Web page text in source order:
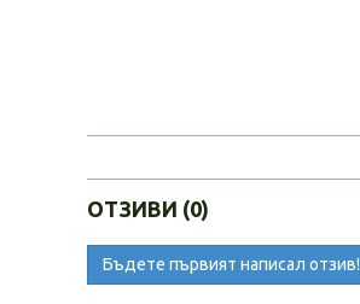
ОТЗИВИ (0)
Бъдете първият написал отзив!